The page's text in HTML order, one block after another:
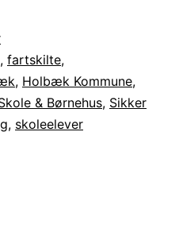
, fartskilte,
, Holbæk Kommune,
& Børnehus, Sikker
, skoleelever